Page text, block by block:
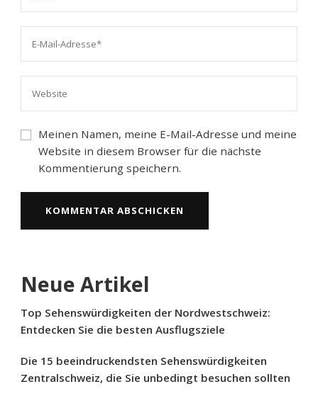
Meinen Namen, meine E-Mail-Adresse und meine
Website in diesem Browser für die nächste
Kommentierung speichern.
Neue Artikel
Top Sehenswürdigkeiten der Nordwestschweiz:
Entdecken Sie die besten Ausflugsziele
Die 15 beeindruckendsten Sehenswürdigkeiten
Zentralschweiz, die Sie unbedingt besuchen sollten